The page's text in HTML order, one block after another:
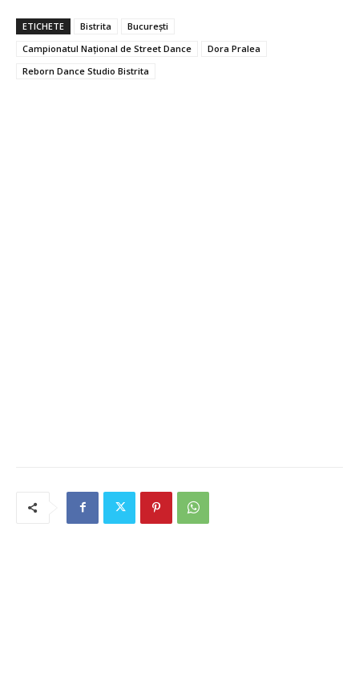
ETICHETE Bistrita
București
Campionatul Național de Street Dance
Dora Pralea
Reborn Dance Studio Bistrita